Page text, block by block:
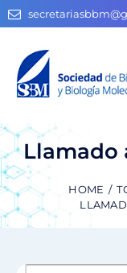
Llamado
HOME